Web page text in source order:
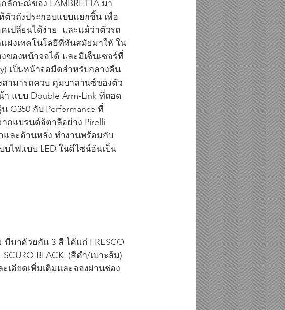
ลักษณ์ของ LAMBRETTA มา
วถังประกอบแบบแยกชิ้น เพื่อ
เปลี่ยนได้ง่าย  และแม้ว่าตัวรถ
ฝงเทคโนโลยีที่ทันสมัยมาให้ ใน
ของหน้าจอได้ และมีเซ็นเซอร์ที่
เป็นหน้าจอมืดสำหรับกลางคืน
ามารถควบ คุมบาลานซ์ของตัว
แบบ Double Arm-Link ที่ถอด
G350 กับ Performance ที่
แบรนด์อิตาลีอย่าง Pirelli
ละด้านหลัง ทำงานพร้อมกับ
บไฟแบบ LED ในดีไซน์อันเป็น
มีมาด้วยกัน 3 สี ได้แก่ FRESCO
BLACK  (สีดำ/เบาะส้ม)
เอียดเพิ่มเติมและจองผ่านช่อง